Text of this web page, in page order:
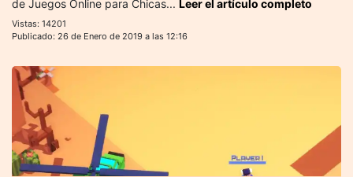
de Juegos Online para Chicas... Leer el artículo completo
Vistas: 14201
Publicado: 26 de Enero de 2019 a las 12:16